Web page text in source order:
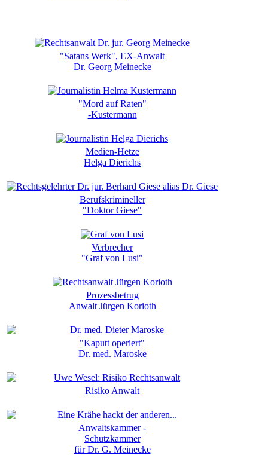
"Satans Werk", EX-Anwalt
Dr. Georg Meinecke
"Mord auf Raten"
-Kustermann
Medien-Hetze
Helga Dierichs
Berufskrimineller
"Doktor Giese"
Verbrecher
"Graf von Lusi"
Prozessbetrug
Anwalt Jürgen Korioth
"Kaputt operiert"
Dr. med. Maroske
Risiko Anwalt
Anwaltskammer -
Schutzkammer
für Dr. G. Meinecke